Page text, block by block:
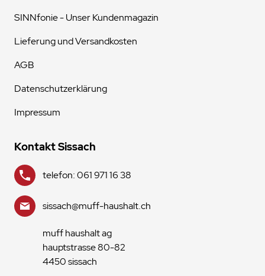
SINNfonie - Unser Kundenmagazin
Lieferung und Versandkosten
AGB
Datenschutzerklärung
Impressum
Kontakt Sissach
telefon: 061 971 16 38
sissach@muff-haushalt.ch
muff haushalt ag
hauptstrasse 80-82
4450 sissach